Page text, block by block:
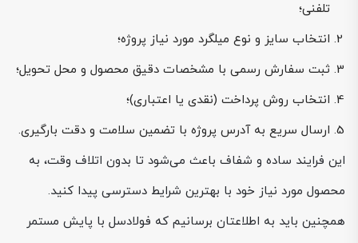
تلفنی؛
انتخاب سایز و نوع میلگرد مورد نیاز پروژه؛
ثبت سفارش رسمی با مشخصات دقیق محصول و محل تحویل؛
انتخاب روش پرداخت (نقدی یا اعتباری)؛
ارسال سریع به آدرس پروژه با تضمین سلامت و دقت بارگیری.
این فرایند ساده و شفاف باعث می‌شود تا بدون اتلاف وقت، به
محصول مورد نیاز خود با بهترین شرایط دسترسی پیدا کنید.
همچنین باید به اطلاعتان برسانیم که فولادسل با پایش مستمر